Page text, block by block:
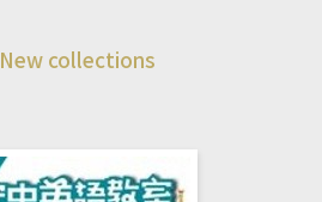
New collections